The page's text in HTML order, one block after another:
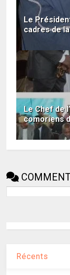
Le
cadres de
Le Chef de
comoriens
Récents